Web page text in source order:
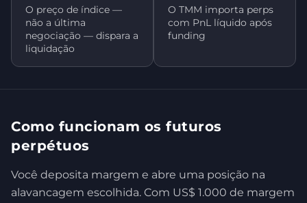
O preço de índice —
não a última
negociação — dispara a
liquidação
O TMM importa perps
com PnL líquido após
funding
Como funcionam os futuros
perpétuos
Você deposita margem e abre uma posição na
alavancagem escolhida. Com US$ 1.000 de margem